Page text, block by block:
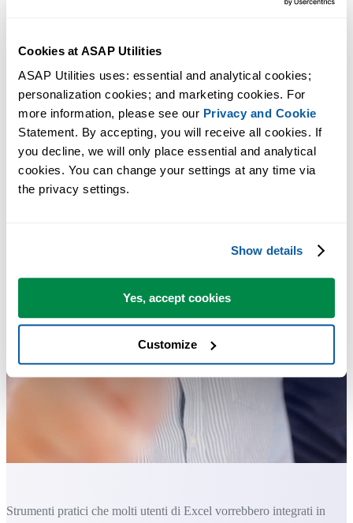
Cookies at ASAP Utilities
ASAP Utilities uses: essential and analytical cookies;
personalization cookies; and marketing cookies. For
more information, please see our Privacy and Cookie
Statement. By accepting, you will receive all cookies. If
you decline, we will only place essential and analytical
cookies. You can change your settings at any time via
the privacy settings.
Show details
Yes, accept cookies
Customize
Strumenti pratici che molti utenti di Excel vorrebbero integrati in